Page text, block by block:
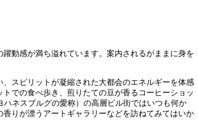
動感が満ち溢れています。案内されるがままに身を
スピリットが凝縮された大都会のエネルギーを体感
での食べ歩き、煎りたての豆が香るコーヒーショッ
ネスブルグの愛称）の高層ビル街ではいつも何か
りが漂うアートギャラリーなどを訪ねてみてはいか